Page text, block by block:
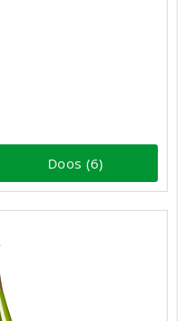
Doos (6)